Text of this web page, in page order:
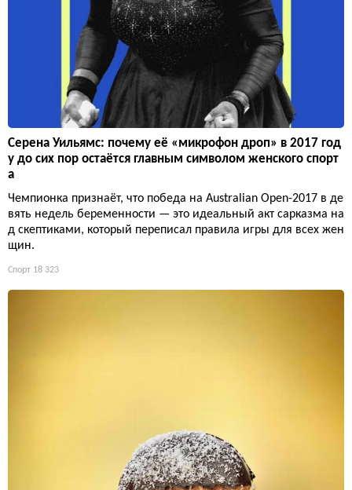
Серена Уильямс: почему её «микрофон дроп» в 2017 год
у до сих пор остаётся главным символом женского спорт
а
Чемпионка признаёт, что победа на Australian Open-2017 в де
вять недель беременности — это идеальный акт сарказма на
д скептиками, который переписал правила игры для всех жен
щин.
Спорт 18 323